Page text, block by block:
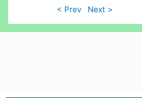
< Prev Next >